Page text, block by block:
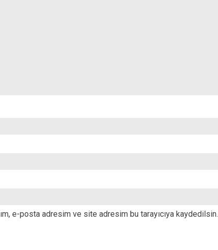
e-posta adresim ve site adresim bu tarayıcıya kaydedilsin.